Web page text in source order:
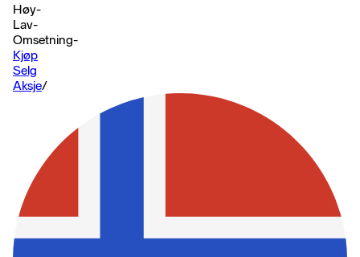
Høy-
Lav-
Omsetning-
Kjøp
Selg
Aksje/